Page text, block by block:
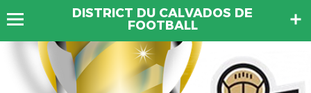
DISTRICT DU CALVADOS DE
FOOTBALL